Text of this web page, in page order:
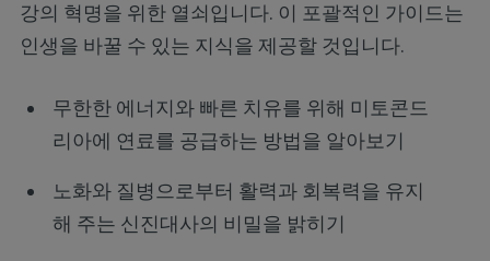
강의 혁명을 위한 열쇠입니다. 이 포괄적인 가이드는
인생을 바꿀 수 있는 지식을 제공할 것입니다.
무한한 에너지와 빠른 치유를 위해 미토콘드
리아에 연료를 공급하는 방법을 알아보기
노화와 질병으로부터 활력과 회복력을 유지
해 주는 신진대사의 비밀을 밝히기